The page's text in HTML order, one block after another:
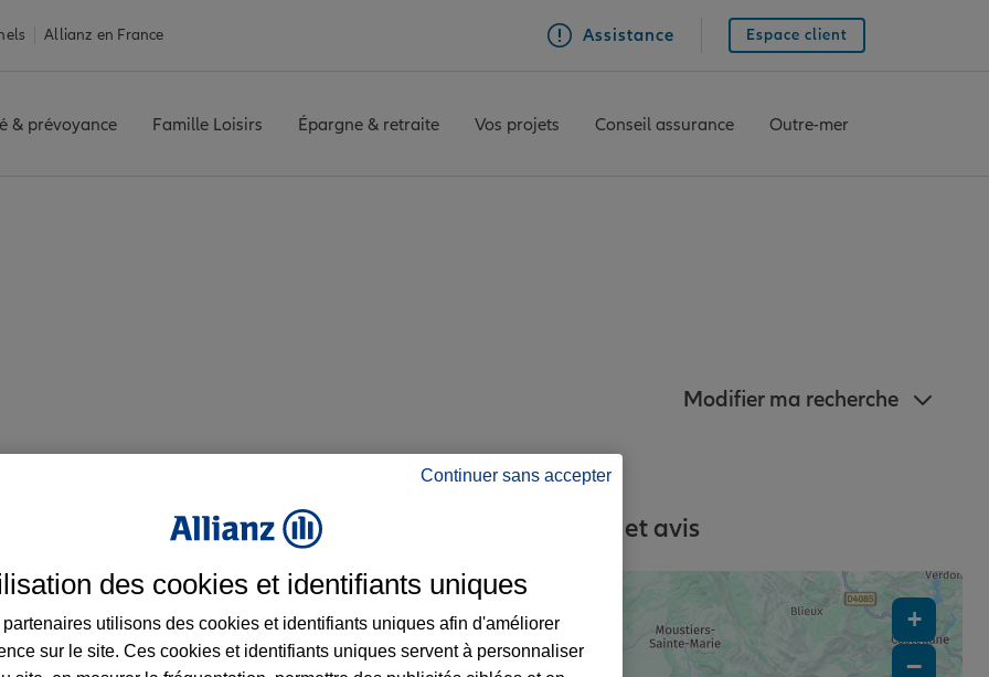
Allianz en France Assistance Espace client
& prévoyance Famille Loisirs Épargne & retraite Vos projets Conseil assurance Outre-mer
Modifier ma recherche
à Barjols et aux alentours : adresses, contacts et avis
+
−
Continuer sans accepter
des cookies et identifiants uniques
partenaires utilisons des cookies et identifiants uniques afin d'améliorer
sur le site. Ces cookies et identifiants uniques servent à personnaliser